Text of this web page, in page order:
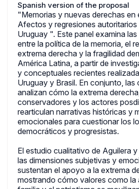
Spanish version of the proposal
"Memorias y nuevas derechas en
Afectos y regresiones autoritarios
Uruguay ". Este panel examina
entre la política de la memoria, el
extrema derecha y la fragilidad
América Latina, a partir de
y conceptuales recientes
Uruguay y Brasil. En conjunto, las
analizan cómo la extrema
conservadores y los actores
rearticulan narrativas históricas y
emocionales para cuestionar los
democráticos y progresistas.
El estudio cualitativo de Aguilera
las dimensiones subjetivas y
sustentan el apoyo a la extrema
mostrando cómo valores como la